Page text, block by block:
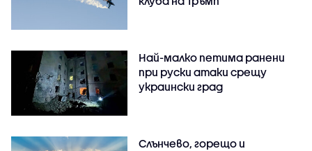
Най-малко петима ранени
при руски атаки срещу
украински град
Слънчево, горещо и